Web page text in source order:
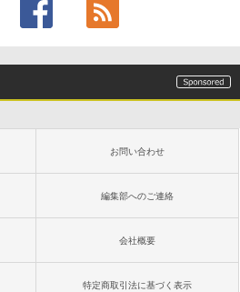
お問い合わせ
編集部へのご連絡
会社概要
特定商取引法に基づく表示